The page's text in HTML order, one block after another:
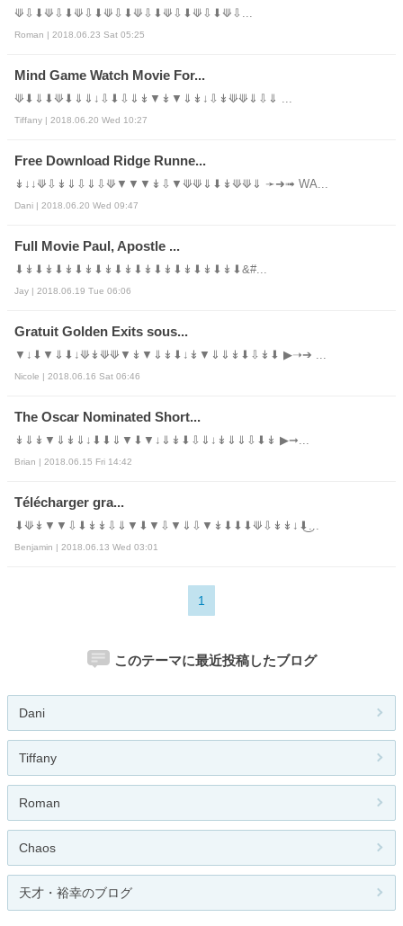
⟱⇩⬇⟱⇩⬇⟱⇩⬇⟱⇩⬇⟱⇩⬇⟱⇩⬇⟱⇩⬇⟱⇩...
Roman | 2018.06.23 Sat 05:25
Mind Game Watch Movie For...
⟱⬇⇓⬇⟱⬇⇓⇓↓⇩⬇⇩⇓↡▼↡▼⇓↡↓⇩↡⟱⟱⇓⇩⇓ ...
Tiffany | 2018.06.20 Wed 10:27
Free Download Ridge Runne...
↡↓↓⟱⇩↡⇓⇩⇓⇩⟱▼▼▼↡⇩▼⟱⟱⇓⬇↡⟱⟱⇓ ➛➜➟ WA...
Dani | 2018.06.20 Wed 09:47
Full Movie Paul, Apostle ...
⬇↡⬇↡⬇↡⬇↡⬇↡⬇↡⬇↡⬇↡⬇↡⬇↡⬇↡⬇&#...
Jay | 2018.06.19 Tue 06:06
Gratuit Golden Exits sous...
▼↓⬇▼⇓⬇↓⟱↡⟱⟱▼↡▼⇓↡⬇↓↡▼⇓⇓↡⬇⇩↡⬇ ▶➝➔ ...
Nicole | 2018.06.16 Sat 06:46
The Oscar Nominated Short...
↡⇓↡▼⇓↡⇓↓⬇⬇⇓▼⬇▼↓⇓↡⬇⇩⇓↓↡⇓⇓⇩⬇↡ ▶➞...
Brian | 2018.06.15 Fri 14:42
Télécharger gra...
⬇⟱↡▼▼⇩⬇↡↡⇩⇓▼⬇▼⇩▼⇓⇩▼↡⬇⬇⬇⟱⇩↡↡↓⬇͜...
Benjamin | 2018.06.13 Wed 03:01
1
このテーマに最近投稿したブログ
Dani
Tiffany
Roman
Chaos
天才・裕幸のブログ